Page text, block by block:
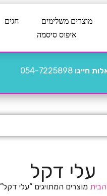
מוצרים משלימים חגים
איפוס סיסמה
חייגו 054-7225898
עלי דקל
מוצרים המתויגים “עלי דקל”